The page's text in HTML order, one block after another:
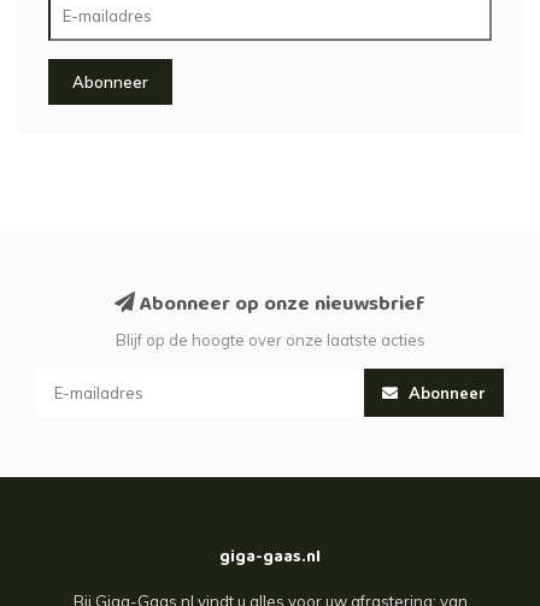
Abonneer
Abonneer op onze nieuwsbrief
Blijf op de hoogte over onze laatste acties
Abonneer
giga-gaas.nl
Bij Giga-Gaas.nl vindt u alles voor uw afrastering: van